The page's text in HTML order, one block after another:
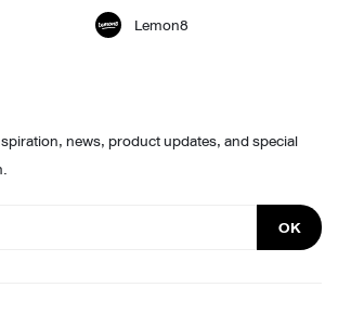
Lemon8
news, product updates, and special
OK